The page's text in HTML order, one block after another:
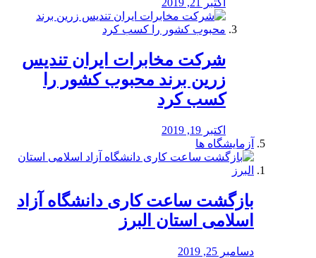
اکتبر 21, 2019
شرکت مخابرات ایران تندیس
زرین برند محبوب کشور را
کسب کرد
اکتبر 19, 2019
آزمایشگاه ها
بازگشت ساعت کاری دانشگاه آزاد
اسلامی استان البرز
دسامبر 25, 2019